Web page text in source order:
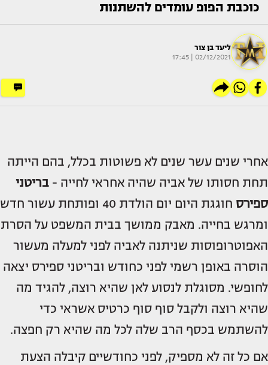
כוכבת הפופ עומדים להשתנות
ליעד בן צור
02/12/2021 | 17:45
אחרי שנים עשר שנים לא פשוטות בכלל, בהם הייתה
תחת חסותו של אביה שהיה אחראי לחייה - בריטני
ספירס
חוגגת היום יום הולדת 40 ופותחת עשור חדש
ומרגש בחייה. מאבק ממושך בבית המשפט על הסרת
האפוטרופוסות שניתנה לאביה לפני למעלה מעשור
הוסרה באופן רשמי לפני כחודש ובריטני ספירס יצאה
לחופשי. מסוגלת לנסוע לאן שהיא רוצה, להגיד מה
שהיא רוצה ולקבל סוף סוף כרטיס אשראי כדי
להשתמש בכסף הרב שלה לכל מה שהיא רק חפצה.
אם כל זה לא מספיק, לפני כחודשיים קיבלה הצעת